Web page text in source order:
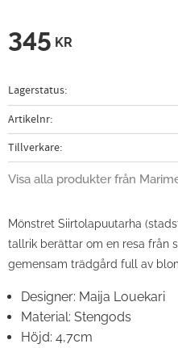
345 KR
Lagerstatus
Artikelnr
Tillverkare
Visa alla produkter från
Mönstret Siirtolapuutarha
tallrik berättar om en resa från
gemensam trädgård full av
Designer: Maija Louekari
Material: Stengods
Höjd: 4,7cm